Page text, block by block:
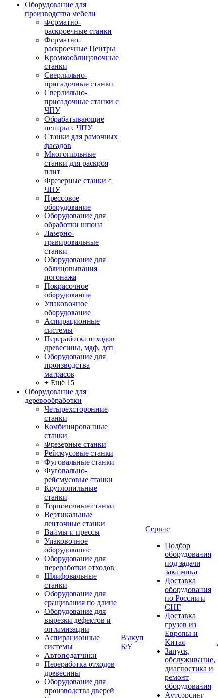
Оборудование для
производства мебели
Форматно-
раскроечные станки
Форматно-
раскроечные Центры
Кромкооблицовочные
станки
Сверлильно-
присадочные станки
Сверлильно-
присадочные станки с
ЧПУ
Обрабатывающие
центры с ЧПУ
Станки для рамочных
фасадов
Многопильные
станки для раскроя
плит
Фрезерные станки с
ЧПУ
Прессовое
оборудование
Оборудование для
обработки шпона
Лазерно-
гравировальные
станки
Оборудование для
облицовывания
погонажа
Покрасочное
оборудование
Упаковочное
оборудование
Аспирационные
системы
Переработка отходов
древесины, мдф, дсп
Оборудование для
производства
матрасов
+ Ещё 15
Оборудование для
деревообработки
Четырехсторонние
станки
Комбинированные
станки
Фрезерные станки
Рейсмусовые станки
Фуговальные станки
Фуговально-
рейсмусовые станки
Круглопильные
станки
Торцовочные станки
Вертикальные
ленточные станки
Ваймы и прессы
Упаковочное
оборудование
Оборудование для
переработки отходов
Шлифовальные
станки
Оборудование для
сращивания по длине
Оборудование для
вырезки дефектов и
оптимизации
Аспирационные
системы
Автоподатчики
Переработка отходов
древесины
Оборудование для
производства дверей
Выкуп
Б/У
Сервис
Подбор
оборудования
под задачи
заказчика
Доставка
оборудования
по России и
СНГ
Доставка
грузов из
Европы и
Китая
Запуск,
обслуживание,
диагностика и
ремонт
оборудования
Аутсорсинг